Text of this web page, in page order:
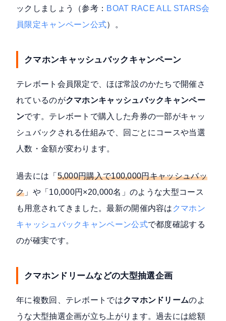
ックしましょう（参考： BOAT RACE ALL STARS会
員限定キャンペーン公式）。
クマホンキャッシュバックキャンペーン
テレボート会員限定で、ほぼ常設のかたちで開催さ
れているのがクマホンキャッシュバックキャンペー
ンです。テレボートで購入した舟券の一部がキャッ
シュバックされる仕組みで、回ごとにコースや当選
人数・金額が変わります。
過去には「 5,000円購入で100,000円キャッシュバッ
ク 」や「10,000円×20,000名」のような大型コース
も用意されてきました。最新の開催内容は クマホン
キャッシュバックキャンペーン公式で都度確認する
のが確実です。
クマホンドリームなどの大型抽選企画
年に複数回、テレボートではクマホンドリームのよ
うな大型抽選企画が立ち上がります。過去には総額